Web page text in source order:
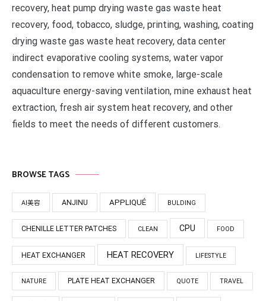
recovery, heat pump drying waste gas waste heat
recovery, food, tobacco, sludge, printing, washing, coating
drying waste gas waste heat recovery, data center
indirect evaporative cooling systems, water vapor
condensation to remove white smoke, large-scale
aquaculture energy-saving ventilation, mine exhaust heat
extraction, fresh air system heat recovery, and other
fields to meet the needs of different customers.
BROWSE TAGS
AI美容 ANJINU APPLIQUÉ BULDING
CHENILLE LETTER PATCHES CLEAN CPU FOOD
HEAT EXCHANGER HEAT RECOVERY LIFESTYLE
NATURE PLATE HEAT EXCHANGER QUOTE TRAVEL